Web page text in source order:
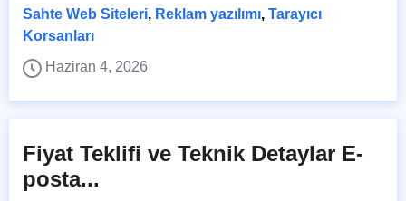
Sahte Web Siteleri, Reklam yazılımı, Tarayıcı
Korsanları
Haziran 4, 2026
Fiyat Teklifi ve Teknik Detaylar E-
posta...